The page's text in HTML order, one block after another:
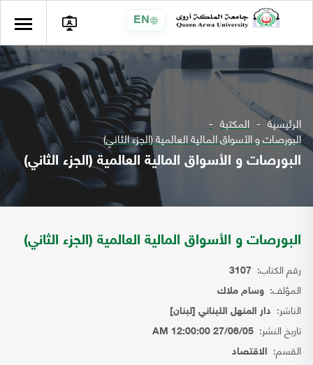
EN
الرئيسية المكتبة
البورصات و الأسواق المالية العالمية (الجزء الثاني)
البورصات و الأسواق المالية العالمية (الجزء الثاني)
البورصات و الأسواق المالية العالمية (الجزء الثاني)
رقم الكتاب: 3107
المؤلف: وسام ملاك
الناشر: دار المنهل اللبناني [لبنان]
تاريخ النشر: 27/06/05 12:00:00 AM
القسم: الاقتصاد